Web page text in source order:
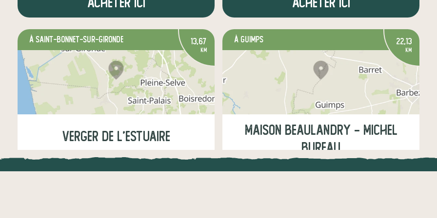
à Saint-Bonnet-sur-Gironde 13,67
km
Verger de l'estuaire
Mardi09:00-12:00
à GUIMPS 22,13
km
Maison Beaulandry - Michel
BUREAU